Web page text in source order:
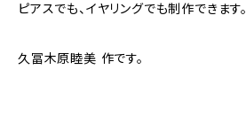
ピアスでも、イヤリングでも制作できます。
久冨木原睦美 作です。